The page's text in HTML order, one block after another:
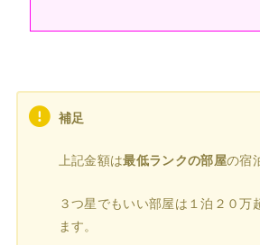
補足
上記金額は最低ランクの部屋の宿
３つ星でもいい部屋は１泊２０万
ます。